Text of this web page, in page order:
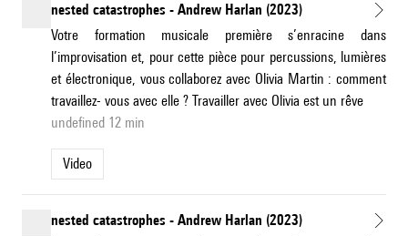
nested catastrophes - Andrew Harlan (2023)
Votre formation musicale première s’enracine dans
l’improvisation et, pour cette pièce pour percussions, lumières
et électronique, vous collaborez avec Olivia Martin : comment
travaillez- vous avec elle ? Travailler avec Olivia est un rêve
undefined 12 min
Video
nested catastrophes - Andrew Harlan (2023)